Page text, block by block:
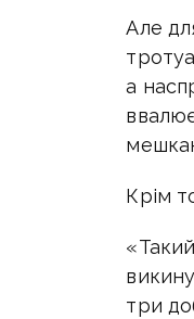
Але
а
Крім
три